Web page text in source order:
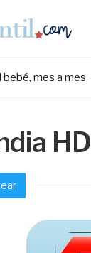
bebé, mes a mes
HD